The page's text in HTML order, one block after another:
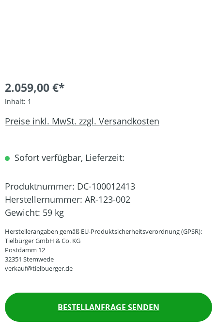
2.059,00 €*
Inhalt: 1
Preise inkl. MwSt. zzgl. Versandkosten
Sofort verfügbar, Lieferzeit:
Produktnummer: DC-100012413
Herstellernummer: AR-123-002
Gewicht: 59 kg
Herstellerangaben gemäß EU-Produktsicherheitsverordnung (GPSR):
Tielbürger GmbH & Co. KG
Postdamm 12
32351 Stemwede
verkauf@tielbuerger.de
BESTELLANFRAGE SENDEN